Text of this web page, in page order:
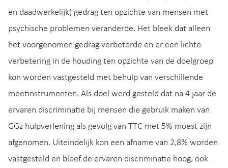
en daadwerkelijk) gedrag ten opzichte van mensen met
psychische problemen veranderde. Het bleek dat alleen
het voorgenomen gedrag verbeterde en er een lichte
verbetering in de houding ten opzichte van de doelgroep
kon worden vastgesteld met behulp van verschillende
meetinstrumenten. Als doel werd gesteld dat na 4 jaar de
ervaren discriminatie bij mensen die gebruik maken van
GGz hulpverlening als gevolg van TTC met 5% moest zijn
afgenomen. Uiteindelijk kon een afname van 2,8% worden
vastgesteld en bleef de ervaren discriminatie hoog, ook